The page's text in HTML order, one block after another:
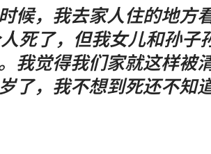
候，我去家人住的地方
死了，但我女儿和孙子
我觉得我们家就这样被
了，我不想到死还不知